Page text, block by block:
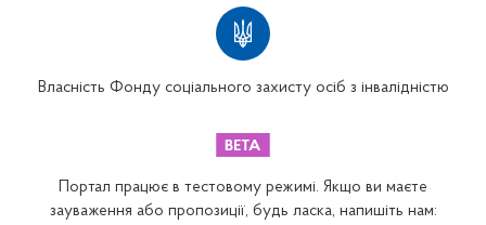
Закарпатське відділення
Власність Фонду соціального захисту осіб з інвалідністю
Портал працює в тестовому режимі. Якщо ви маєте
зауваження або пропозиції, будь ласка, напишіть нам: